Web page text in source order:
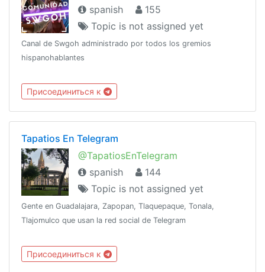
spanish
155
Topic is not assigned yet
Canal de Swgoh administrado por todos los gremios
hispanohablantes
Присоединиться к
Tapatios En Telegram
@TapatiosEnTelegram
spanish
144
Topic is not assigned yet
Gente en Guadalajara, Zapopan, Tlaquepaque, Tonala,
Tlajomulco que usan la red social de Telegram
Присоединиться к